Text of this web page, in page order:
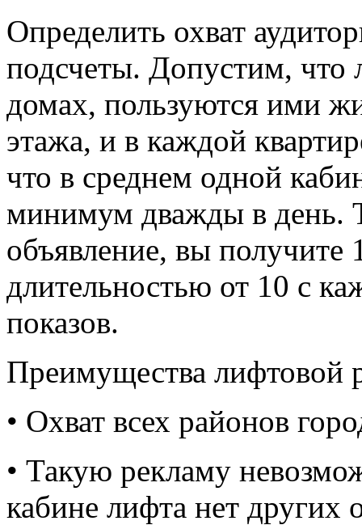
Определить охват
подсчеты. Допустим, что
домах, пользуются ими
этажа, и в каждой
что в среднем одной
минимум дважды в день.
объявление, вы получите
длительностью от 10 с
показов.
Преимущества лифтовой
• Охват всех районов
• Такую рекламу
кабине лифта нет других